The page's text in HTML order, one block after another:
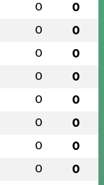
0 0
0 0
0 0
0 0
0 0
0 0
0 0
0 0